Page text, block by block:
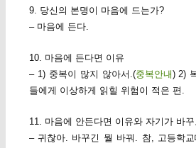
9. 당신의 본명이 마음에 드는가?
– 마음에 든다.
10. 마음에 든다면 이유
– 1) 중복이 많지 않아서.(중복안내) 2)
들에게 이상하게 읽힐 위험이 적은 편.
11. 마음에 안든다면 이유와 자기가 바
– 귀찮아. 바꾸긴 뭘 바꿔. 참, 고등학